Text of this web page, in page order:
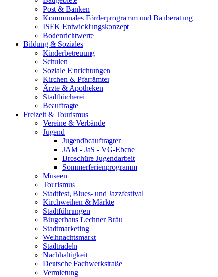
Post & Banken
Kommunales Förderprogramm und Bauberatung
ISEK Entwicklungskonzept
Bodenrichtwerte
Bildung & Soziales
Kinderbetreuung
Schulen
Soziale Einrichtungen
Kirchen & Pfarrämter
Ärzte & Apotheken
Stadtbücherei
Beauftragte
Freizeit & Tourismus
Vereine & Verbände
Jugend
Jugendbeauftragter
JAM - JaS - VG-Ebene
Broschüre Jugendarbeit
Sommerferienprogramm
Museen
Tourismus
Stadtfest, Blues- und Jazzfestival
Kirchweihen & Märkte
Stadtführungen
Bürgerhaus Lechner Bräu
Stadtmarketing
Weihnachtsmarkt
Stadtradeln
Nachhaltigkeit
Deutsche Fachwerkstraße
Vermietung